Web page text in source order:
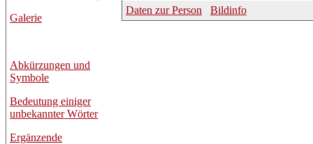
Galerie
Abkürzungen und
Symbole
Bedeutung einiger
unbekannter Wörter
Ergänzende
Daten zur Person
Bildinfo